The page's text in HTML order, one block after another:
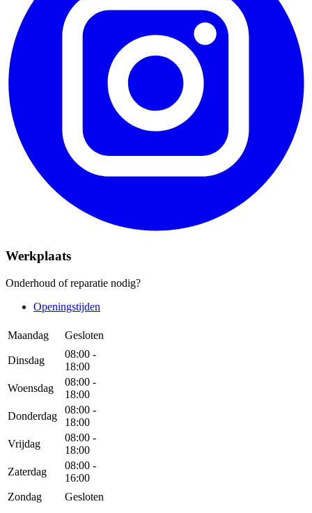
Werkplaats
Onderhoud of reparatie nodig?
Openingstijden
Maandag Gesloten
Dinsdag
08:00 -
18:00
Woensdag
08:00 -
18:00
Donderdag
08:00 -
18:00
Vrijdag
08:00 -
18:00
Zaterdag
08:00 -
16:00
Zondag
Gesloten